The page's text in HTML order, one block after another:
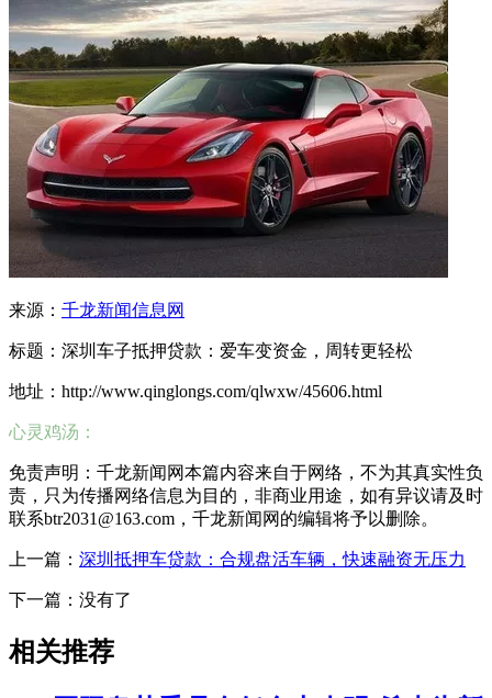
来源： 千龙新闻信息网
标题：深圳车子抵押贷款：爱车变资金，周转更轻松
地址：http://www.qinglongs.com/qlwxw/45606.html
心灵鸡汤：
免责声明：千龙新闻网本篇内容来自于网络，不为其真实性负
责，只为传播网络信息为目的，非商业用途，如有异议请及时
联系btr2031@163.com，千龙新闻网的编辑将予以删除。
上一篇： 深圳抵押车贷款：合规盘活车辆，快速融资无压力
下一篇：没有了
相关推荐